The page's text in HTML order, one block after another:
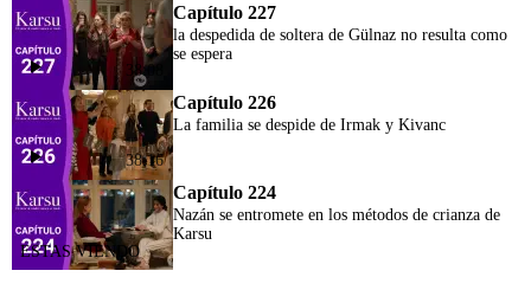
38:08
Capítulo 227
la despedida de soltera de Gülnaz no resulta como
se espera
38:16
Capítulo 226
La familia se despide de Irmak y Kivanc
Capítulo 224
Nazán se entromete en los métodos de crianza de
Karsu